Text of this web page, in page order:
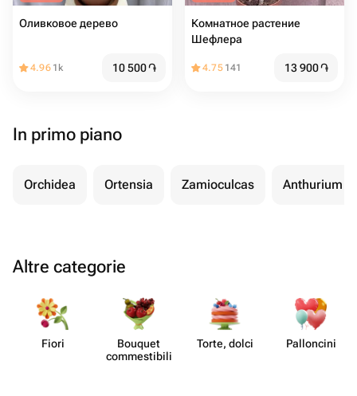
Оливковое дерево
4.96 1k 10 500֏
Комнатное растение
Шефлера
4.75 141 13 900֏
In primo piano
Orchidea Ortensia Zamioculcas Anthurium
Altre categorie
Fiori
Bouquet
commes​tibili
Torte, dolci Pall​oncini